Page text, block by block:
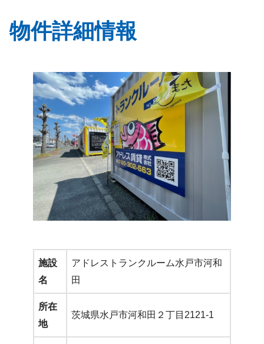
物件詳細情報
施設
名
アドレストランクルーム水戸市河和
田
所在
地
茨城県水戸市河和田２丁目2121-1